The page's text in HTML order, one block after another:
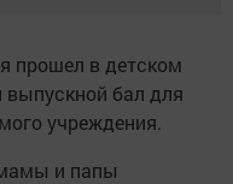
прошел в детском
выпускной бал для
учреждения.
и папы